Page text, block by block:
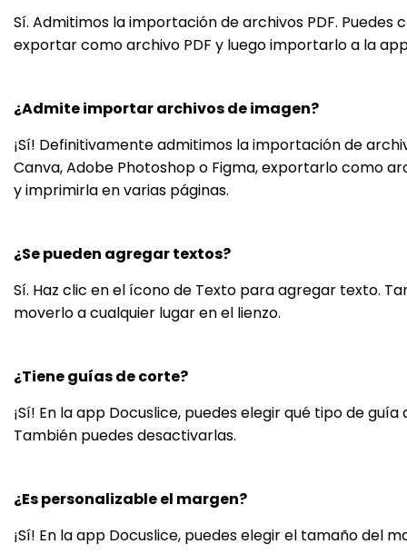
Sí. Admitimos la importación de archivos PDF.
exportar como archivo PDF y luego importarlo a la
¿Admite importar archivos de imagen?
¡Sí! Definitivamente admitimos la importación de
Canva, Adobe Photoshop o Figma, exportarlo como
y imprimirla en varias páginas.
¿Se pueden agregar textos?
Sí. Haz clic en el ícono de Texto para agregar texto.
moverlo a cualquier lugar en el lienzo.
¿Tiene guías de corte?
¡Sí! En la app Docuslice, puedes elegir qué tipo de
También puedes desactivarlas.
¿Es personalizable el margen?
¡Sí! En la app Docuslice, puedes elegir el tamaño del